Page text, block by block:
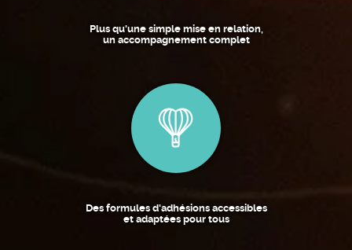
Plus qu'une simple mise en relation,
un accompagnement complet
Des formules d'adhésions accessibles
et adaptées pour tous